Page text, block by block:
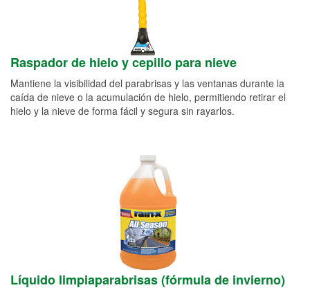
Raspador de hielo y cepillo para nieve
Mantiene la visibilidad del parabrisas y las ventanas durante la
caída de nieve o la acumulación de hielo, permitiendo retirar el
hielo y la nieve de forma fácil y segura sin rayarlos.
Líquido limpiaparabrisas (fórmula de invierno)